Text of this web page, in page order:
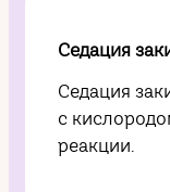
Седация
Седация
с
реакции.